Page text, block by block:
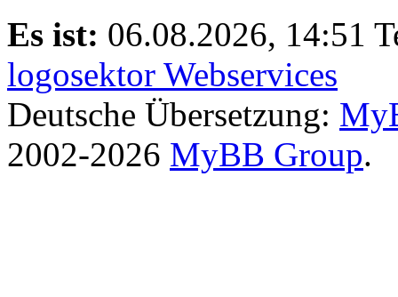
Es ist: 06.08.2026, 14:51
logosektor Webservices
Deutsche Übersetzung:
2002-2026 MyBB Group.